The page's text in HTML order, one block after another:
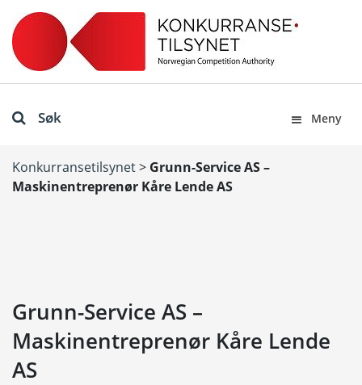
Søk Meny
Konkurransetilsynet> Grunn-Service AS –
Maskinentreprenør Kåre Lende AS
Grunn-Service AS –
Maskinentreprenør Kåre Lende
AS